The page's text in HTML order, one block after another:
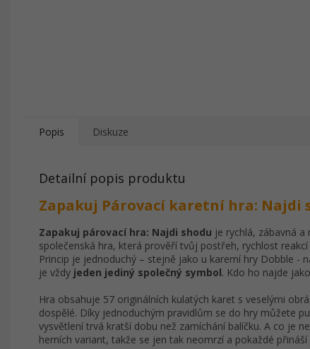
Popis Diskuze
Detailní popis produktu
Zapakuj Párovací karetní hra: Najdi
Zapakuj párovací hra: Najdi shodu je rychlá, zábavná
společenská hra, která prověří tvůj postřeh, rychlost
Princip je jednoduchý – stejně jako u karerní hry Dobble -
je vždy jeden jediný společný symbol. Kdo ho najde
Hra obsahuje 57 originálních kulatých karet s veselými
dospělé. Díky jednoduchým pravidlům se do hry můžete
vysvětlení trvá kratší dobu než zamíchání balíčku. A co je
herních variant, takže se jen tak neomrzí a pokaždé